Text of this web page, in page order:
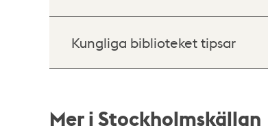
Kungliga biblioteket tipsar
Mer i Stockholmskällan